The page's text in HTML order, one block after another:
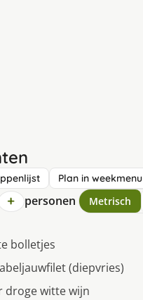
Plan in weekmenu
+ personen Metrisch
bolletjes
(diepvries)
droge witte wijn